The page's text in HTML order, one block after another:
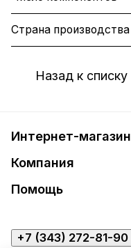
Страна производства
Назад к списку
Интернет-магазин
Компания
Помощь
+7 (343) 272-81-90